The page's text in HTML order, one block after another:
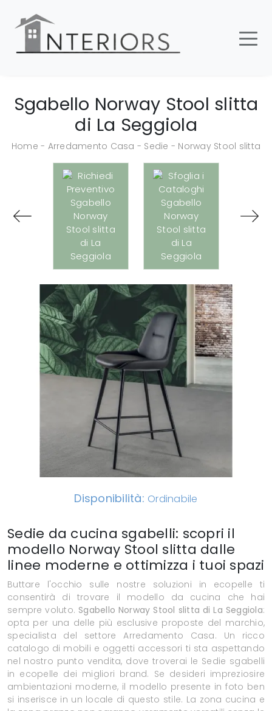
Sgabello Norway Stool slitta
di La Seggiola
Home - Arredamento Casa - Sedie - Norway Stool slitta
Disponibilità: Ordinabile
Sedie da cucina sgabelli: scopri il
modello Norway Stool slitta dalle
linee moderne e ottimizza i tuoi spazi
Buttare l'occhio sulle nostre soluzioni in ecopelle ti
consentirà di trovare il modello da cucina che hai
sempre voluto. Sgabello Norway Stool slitta di La Seggiola:
opta per una delle più esclusive proposte del marchio,
specialista del settore Arredamento Casa. Un ricco
catalogo di mobili e oggetti accessori ti sta aspettando
nel nostro punto vendita, dove troverai le Sedie sgabelli
in ecopelle dei migliori brand. Se desideri impreziosire
ambientazioni moderne, il modello presente in foto ben
si inserisce in un locale di questo stile. La zona cucina e